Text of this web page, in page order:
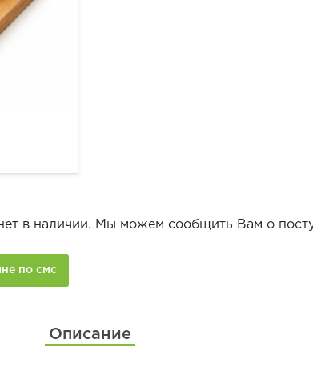
в наличии. Мы можем сообщить Вам о
Описание